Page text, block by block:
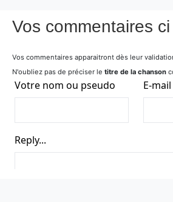
Vos commentaires
Vos commentaires apparaitront dès leur
N'oubliez pas de préciser le titre de la chanson